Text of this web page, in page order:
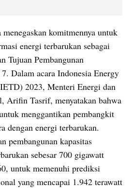
komitmennya untuk
energi terbarukan sebagai
Tujuan Pembangunan
Dalam acara Indonesia Energy
2023, Menteri Energi dan
Arifin Tasrif, menyatakan bahwa
menggantikan pembangkit
dengan energi terbarukan.
pembangunan kapasitas
sebesar 700 gigawatt
untuk memenuhi prediksi
yang mencapai 1.942 terawatt